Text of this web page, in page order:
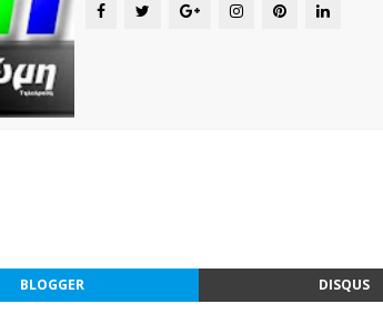
BLOGGER DISQUS